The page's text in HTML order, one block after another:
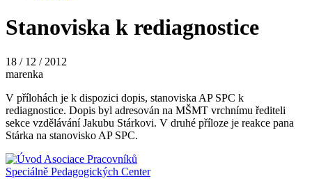
Stanoviska k rediagnostice
18 / 12 / 2012
marenka
V přílohách je k dispozici dopis, stanoviska AP SPC k
rediagnostice. Dopis byl adresován na MŠMT vrchnímu řediteli
sekce vzdělávání Jakubu Stárkovi. V druhé příloze je reakce pana
Stárka na stanovisko AP SPC.
Asociace Pracovníků
Speciálně Pedagogických Center